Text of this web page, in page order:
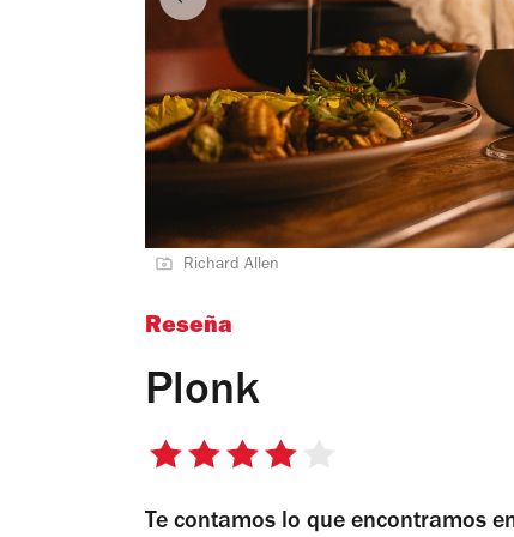
Richard Allen
Reseña
Plonk
4
5
Te contamos lo que encontramos